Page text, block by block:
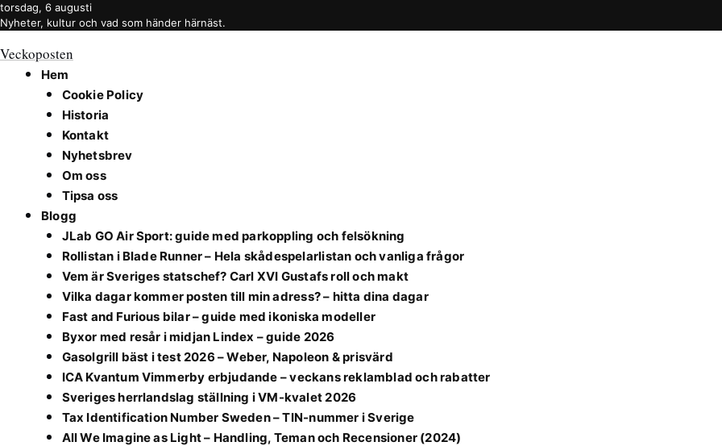
torsdag, 6 augusti
Nyheter, kultur och vad som händer härnäst.
Veckoposten
Hem
Cookie Policy
Historia
Kontakt
Nyhetsbrev
Om oss
Tipsa oss
Blogg
JLab GO Air Sport: guide med parkoppling och felsökning
Rollistan i Blade Runner – Hela skådespelarlistan och vanliga frågor
Vem är Sveriges statschef? Carl XVI Gustafs roll och makt
Vilka dagar kommer posten till min adress? – hitta dina dagar
Fast and Furious bilar – guide med ikoniska modeller
Byxor med resår i midjan Lindex – guide 2026
Gasolgrill bäst i test 2026 – Weber, Napoleon & prisvärd
ICA Kvantum Vimmerby erbjudande – veckans reklamblad och rabatter
Sveriges herrlandslag ställning i VM-kvalet 2026
Tax Identification Number Sweden – TIN-nummer i Sverige
All We Imagine as Light – Handling, Teman och Recensioner (2024)